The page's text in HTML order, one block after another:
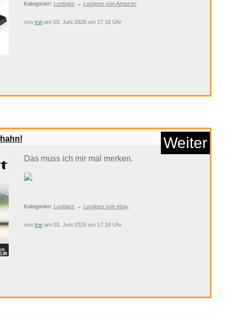
Grün Musik R...
du diese Tierg...
Anzeige
Kategorien: Lustiges → Lustiges von Amazon
von trw am 03. Juni 2026 um 17:18 Uhr
Weiter
Das muss ich mir mal merken.
Kategorien: Lustiges → Lustiges von ebay
von trw am 03. Juni 2026 um 17:18 Uhr